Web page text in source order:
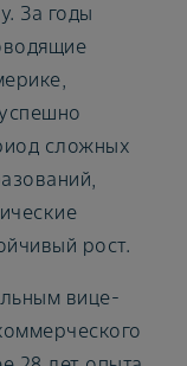
За годы
сложных
рост.
вице-